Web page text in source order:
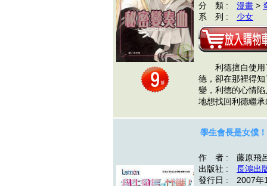
分 類 : 漫畫 >
系 列 : 少女
利德擅自使用
德，卻在那裡得
變，利德的心情
地想找回利德繼
學生會長是女僕
作 者 : 藤原飛
出版社 : 長鴻出
發行日 : 2007年